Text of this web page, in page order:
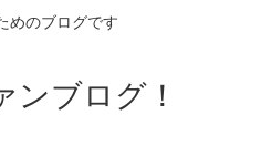
めのブログです
ンブログ！